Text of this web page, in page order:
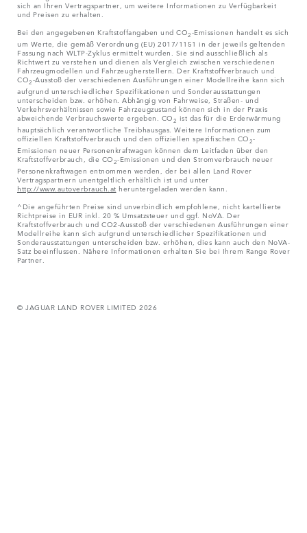
sich an Ihren Vertragspartner, um weitere Informationen zu Verfügbarkeit
und Preisen zu erhalten.
Bei den angegebenen Kraftstoffangaben und CO2-Emissionen handelt es sich
um Werte, die gemäß Verordnung (EU) 2017/1151 in der jeweils geltenden
Fassung nach WLTP-Zyklus ermittelt wurden. Sie sind ausschließlich als
Richtwert zu verstehen und dienen als Vergleich zwischen verschiedenen
Fahrzeugmodellen und Fahrzeugherstellern. Der Kraftstoffverbrauch und
CO2-Ausstoß der verschiedenen Ausführungen einer Modellreihe kann sich
aufgrund unterschiedlicher Spezifikationen und Sonderausstattungen
unterscheiden bzw. erhöhen. Abhängig von Fahrweise, Straßen- und
Verkehrsverhältnissen sowie Fahrzeugzustand können sich in der Praxis
abweichende Verbrauchswerte ergeben. CO2 ist das für die Erderwärmung
hauptsächlich verantwortliche Treibhausgas. Weitere Informationen zum
offiziellen Kraftstoffverbrauch und den offiziellen spezifischen CO2-
Emissionen neuer Personenkraftwagen können dem Leitfaden über den
Kraftstoffverbrauch, die CO2-Emissionen und den Stromverbrauch neuer
Personenkraftwagen entnommen werden, der bei allen Land Rover
Vertragspartnern unentgeltlich erhältlich ist und unter
http://www.autoverbrauch.at heruntergeladen werden kann.
^Die angeführten Preise sind unverbindlich empfohlene, nicht kartellierte
Richtpreise in EUR inkl. 20 % Umsatzsteuer und ggf. NoVA. Der
Kraftstoffverbrauch und CO2-Ausstoß der verschiedenen Ausführungen einer
Modellreihe kann sich aufgrund unterschiedlicher Spezifikationen und
Sonderausstattungen unterscheiden bzw. erhöhen, dies kann auch den NoVA-
Satz beeinflussen. Nähere Informationen erhalten Sie bei Ihrem Range Rover
Partner.
© JAGUAR LAND ROVER LIMITED 2026